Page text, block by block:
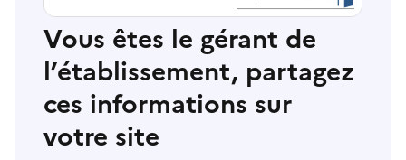
Vous êtes le gérant de
l’établissement, partagez
ces informations sur
votre site